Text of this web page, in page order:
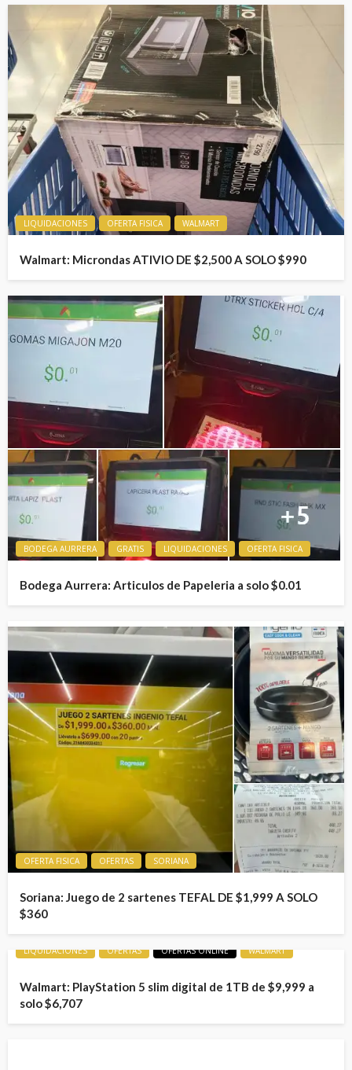
LIQUIDACIONES OFERTA FISICA WALMART
Walmart: Microndas ATIVIO DE $2,500 A SOLO $990
BODEGA AURRERA GRATIS LIQUIDACIONES OFERTA FISICA
Bodega Aurrera: Articulos de Papeleria a solo $0.01
OFERTA FISICA OFERTAS SORIANA
Soriana: Juego de 2 sartenes TEFAL DE $1,999 A SOLO
$360
LIQUIDACIONES OFERTAS OFERTAS ONLINE WALMART
Walmart: PlayStation 5 slim digital de 1TB de $9,999 a
solo $6,707